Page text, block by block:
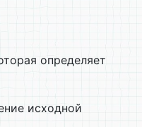
определяет
исходной